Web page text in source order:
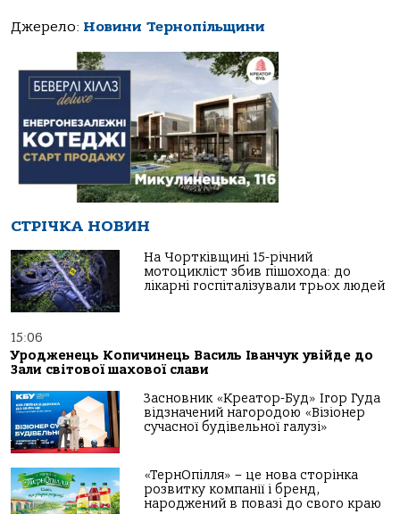
Джерело: Новини Тернопільщини
СТРІЧКА НОВИН
На Чортківщині 15-річний
мотоцикліст збив пішохода: до
лікарні госпіталізували трьох людей
15:06
Уродженець Копичинець Василь Іванчук увійде до
Зали світової шахової слави
Засновник «Креатор-Буд» Ігор Гуда
відзначений нагородою «Візіонер
сучасної будівельної галузі»
«ТернОпілля» – це нова сторінка
розвитку компанії і бренд,
народжений в повазі до свого краю